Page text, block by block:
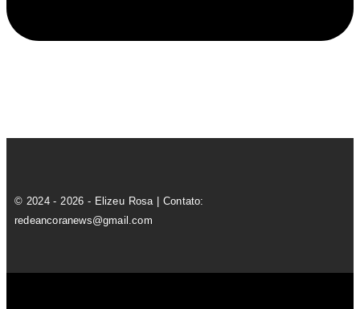
© 2024 - 2026 - Elizeu Rosa | Contato:
redeancoranews@gmail.com